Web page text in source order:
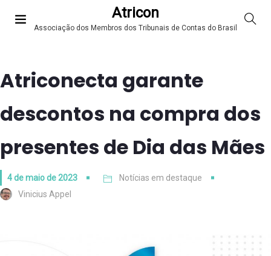
Atricon
Associação dos Membros dos Tribunais de Contas do Brasil
Atriconecta garante
descontos na compra dos
presentes de Dia das Mães
4 de maio de 2023
Notícias em destaque
Vinicius Appel